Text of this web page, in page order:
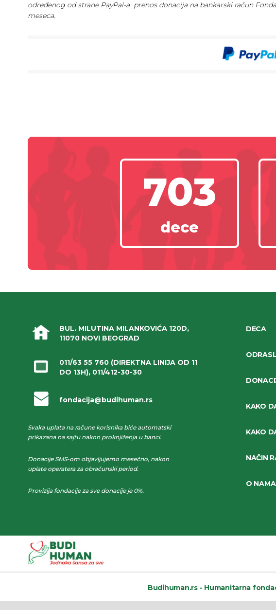
određenog od strane PayPal-a prenos donacija na bankarski račun
meseca.
703
dece
BUL. MILUTINA MILANKOVIĆA 120D,
11070 NOVI BEOGRAD
011/63 55 760 (DIREKTNA LINIJA OD 11
DO 13H), 011/412-30-30
fondacija@budihuman.rs
Svaka uplata na račune korisnika biće automatski
prikazana na sajtu nakon proknjiženja u banci.
Donacije SMS-om objavljujemo mesečno, nakon
uplate operatera za obračunski period.
Provizija fondacije za sve donacije je 0%.
DECA
KAKO
KAKO
NAČIN
O NAMA
Budihuman.rs - Humanitarna